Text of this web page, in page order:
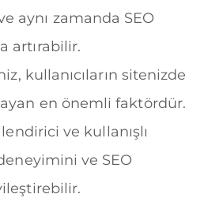
aynı zamanda SEO
artırabilir.
kullanıcıların sitenizde
en önemli faktördür.
ve kullanışlı
ve SEO